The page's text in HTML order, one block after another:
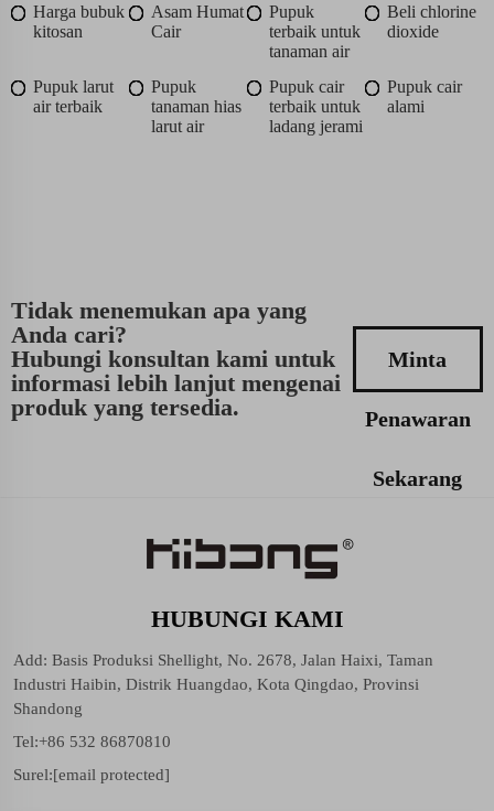
Harga bubuk
kitosan
Asam Humat
Cair
Pupuk
terbaik untuk
tanaman air
Beli chlorine
dioxide
Pupuk larut
air terbaik
Pupuk
tanaman hias
larut air
Pupuk cair
terbaik untuk
ladang jerami
Pupuk cair
alami
Tidak menemukan apa yang
Anda cari?
Hubungi konsultan kami untuk
informasi lebih lanjut mengenai
produk yang tersedia.
Minta
Penawaran
Sekarang
HUBUNGI KAMI
Add: Basis Produksi Shellight, No. 2678, Jalan Haixi, Taman
Industri Haibin, Distrik Huangdao, Kota Qingdao, Provinsi
Shandong
Tel:+86 532 86870810
Surel:[email protected]